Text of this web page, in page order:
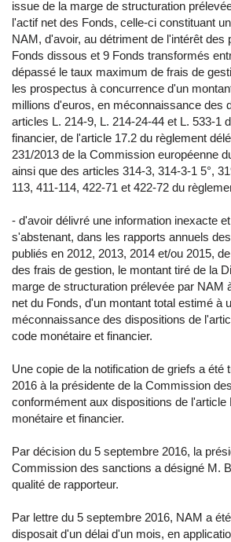
issue de la marge de structuration
l'actif net des Fonds, celle-ci constituant
NAM, d'avoir, au détriment de l'intérêt des
Fonds dissous et 9 Fonds transformés
dépassé le taux maximum de frais de
les prospectus à concurrence d'un
millions d'euros, en méconnaissance des
articles L. 214-9, L. 214-24-44 et L. 533-1
financier, de l'article 17.2 du règlement
231/2013 de la Commission européenne
ainsi que des articles 314-3, 314-3-1 5°,
113, 411-114, 422-71 et 422-72 du
- d'avoir délivré une information inexacte
s'abstenant, dans les rapports annuels
publiés en 2012, 2013, 2014 et/ou 2015,
des frais de gestion, le montant tiré de la
marge de structuration prélevée par NAM
net du Fonds, d'un montant total estimé à
méconnaissance des dispositions de
code monétaire et financier.
Une copie de la notification de griefs a été
2016 à la présidente de la Commission
conformément aux dispositions de l'article
monétaire et financier.
Par décision du 5 septembre 2016, la
Commission des sanctions a désigné M.
qualité de rapporteur.
Par lettre du 5 septembre 2016, NAM a
disposait d'un délai d'un mois, en